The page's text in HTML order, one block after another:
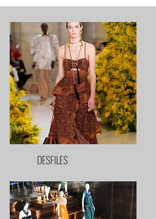
DESFILES